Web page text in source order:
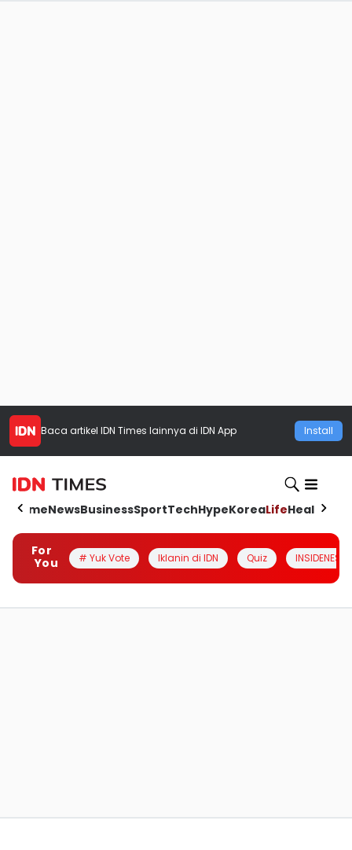
Baca artikel IDN Times lainnya di IDN App Install
HomeNewsBusinessSportTechHypeKoreaLifeHealth
For
You
# Yuk Vote Iklanin di IDN Quiz INSIDENESIA